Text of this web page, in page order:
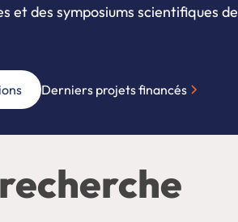
et des symposiums scientifiques de
Derniers projets financés